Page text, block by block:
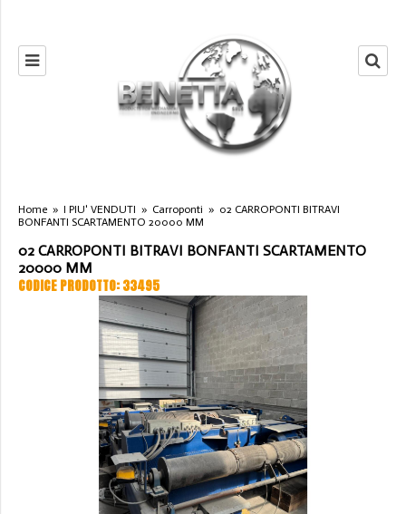
Home » I PIU' VENDUTI » Carroponti » 02 CARROPONTI BITRAVI
BONFANTI SCARTAMENTO 20000 MM
02 CARROPONTI BITRAVI BONFANTI SCARTAMENTO
20000 MM
CODICE PRODOTTO: 33495